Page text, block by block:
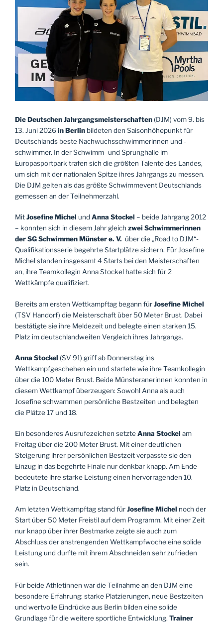
Die Deutschen Jahrgangsmeisterschaften (DJM) vom 9. bis
13. Juni 2026in Berlin bildeten den Saisonhöhepunkt für
Deutschlands beste Nachwuchsschwimmerinnen und -
schwimmer. In der Schwimm- und Sprunghalle im
Europasportpark trafen sich die größten Talente des Landes,
um sich mit der nationalen Spitze ihres Jahrgangs zu messen.
Die DJM gelten als das größte Schwimmevent Deutschlands
gemessen an der Teilnehmerzahl.
MitJosefine Michel und Anna Stockel – beide Jahrgang 2012
– konnten sich in diesem Jahr gleich zwei Schwimmerinnen
der SG Schwimmen Münster e. V. über die „Road to DJM“-
Qualifikationsserie begehrte Startplätze sichern. Für Josefine
Michel standen insgesamt 4 Starts bei den Meisterschaften
an, ihre Teamkollegin Anna Stockel hatte sich für 2
Wettkämpfe qualifiziert.
Bereits am ersten Wettkampftag begann fürJosefine Michel
(TSV Handorf) die Meisterschaft über 50 Meter Brust. Dabei
bestätigte sie ihre Meldezeit und belegte einen starken 15.
Platz im deutschlandweiten Vergleich ihres Jahrgangs.
Anna Stockel (SV 91) griff ab Donnerstag ins
Wettkampfgeschehen ein und startete wie ihre Teamkollegin
über die 100 Meter Brust. Beide Münsteranerinnen konnten in
diesem Wettkampf überzeugen: Sowohl Anna als auch
Josefine schwammen persönliche Bestzeiten und belegten
die Plätze 17 und 18.
Ein besonderes Ausrufezeichen setzteAnna Stockel am
Freitag über die 200 Meter Brust. Mit einer deutlichen
Steigerung ihrer persönlichen Bestzeit verpasste sie den
Einzug in das begehrte Finale nur denkbar knapp. Am Ende
bedeutete ihre starke Leistung einen hervorragenden 10.
Platz in Deutschland.
Am letzten Wettkampftag stand fürJosefine Michel noch der
Start über 50 Meter Freistil auf dem Programm. Mit einer Zeit
nur knapp über ihrer Bestmarke zeigte sie auch zum
Abschluss der anstrengenden Wettkampfwoche eine solide
Leistung und durfte mit ihrem Abschneiden sehr zufrieden
sein.
Für beide Athletinnen war die Teilnahme an den DJM eine
besondere Erfahrung: starke Platzierungen, neue Bestzeiten
und wertvolle Eindrücke aus Berlin bilden eine solide
Grundlage für die weitere sportliche Entwicklung. Trainer